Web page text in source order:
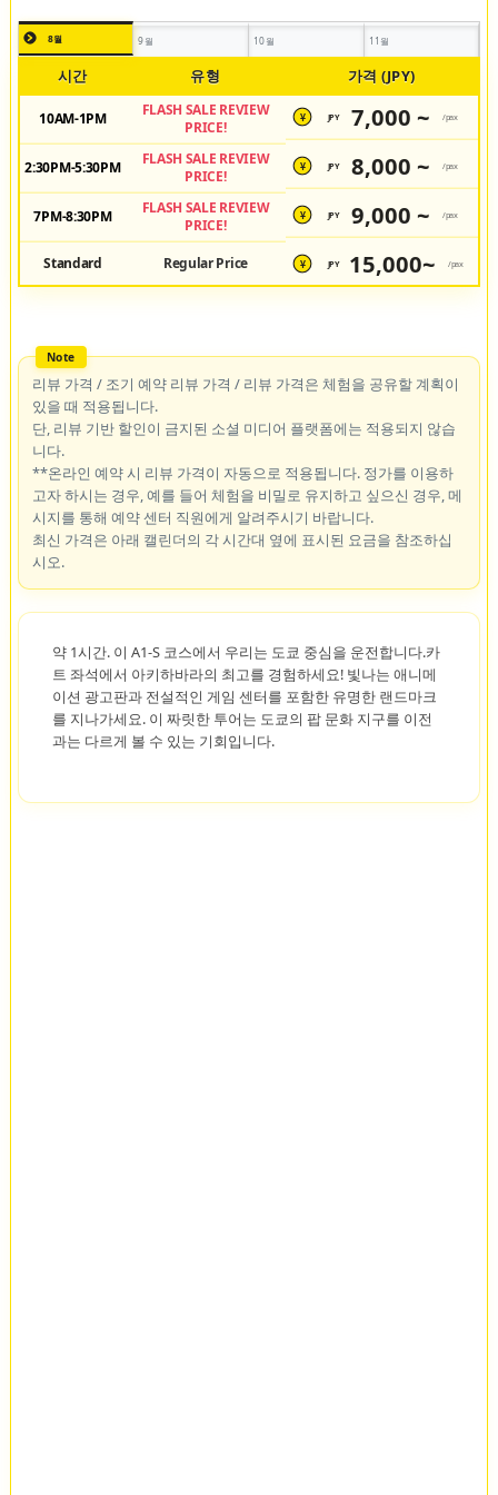
8월 9월 10월 11월
시간 유형 가격 (JPY)
10AM-1PM
FLASH SALE REVIEW
PRICE!
¥ JPY 7,000 ~ /pax
2:30PM-5:30PM
FLASH SALE REVIEW
PRICE!
¥ JPY 8,000 ~ /pax
7PM-8:30PM
FLASH SALE REVIEW
PRICE!
¥ JPY 9,000 ~ /pax
Standard Regular Price ¥ JPY 15,000~ /pax
리뷰 가격 / 조기 예약 리뷰 가격 / 리뷰 가격은 체험을 공유할 계획이
있을 때 적용됩니다.
단, 리뷰 기반 할인이 금지된 소셜 미디어 플랫폼에는 적용되지 않습
니다.
**온라인 예약 시 리뷰 가격이 자동으로 적용됩니다. 정가를 이용하
고자 하시는 경우, 예를 들어 체험을 비밀로 유지하고 싶으신 경우, 메
시지를 통해 예약 센터 직원에게 알려주시기 바랍니다.
최신 가격은 아래 캘린더의 각 시간대 옆에 표시된 요금을 참조하십
시오.
약 1시간. 이 A1-S 코스에서 우리는 도쿄 중심을 운전합니다.카
트 좌석에서 아키하바라의 최고를 경험하세요! 빛나는 애니메
이션 광고판과 전설적인 게임 센터를 포함한 유명한 랜드마크
를 지나가세요. 이 짜릿한 투어는 도쿄의 팝 문화 지구를 이전
과는 다르게 볼 수 있는 기회입니다.